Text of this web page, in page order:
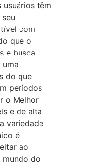
usuários têm
com
que o
e busca
do que
períodos
o Melhor
e de alta
variedade
é
ao
mundo do